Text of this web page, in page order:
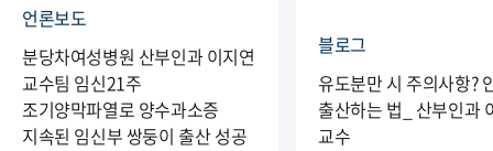
언론보도
분당차여성병원 산부인과 이지연
교수팀 임신21주
조기양막파열로 양수과소증
지속된 임신부 쌍둥이 출산 성공
블로그
유도분만 시 주의사항?
출산하는 법_ 산부인과
교수